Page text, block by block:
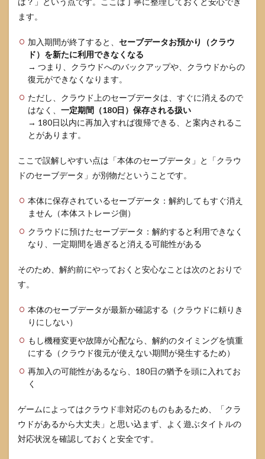
ます。
加入期間が終了すると、 セーブデータお預かり（クラウ
ド）を新たに利用できなくなる
→ つまり、クラウドへのバックアップや、クラウドからの
復元ができなくなります。
ただし、クラウド上のセーブデータは、すぐに消えるので
はなく、 一定期間（180日）保存される扱い
→ 180日以内に再加入すれば復帰できる、と案内されるこ
とがあります。
ここで誤解しやすい点は「本体のセーブデータ」と「クラウ
ドのセーブデータ」が別物だということです。
本体に保存されているセーブデータ：解約してもすぐ消え
ません（本体ストレージ側）
クラウドに預けたセーブデータ：解約すると利用できなく
なり、一定期間を過ぎると消える可能性がある
そのため、解約前にやっておくと安心なことは次のとおりで
す。
本体のセーブデータが最新か確認する（クラウドに頼りき
りにしない）
もし機種変更や故障が心配なら、解約のタイミングを慎重
にする（クラウド復元が使えない期間が発生するため）
再加入の可能性があるなら、180日の猶予を頭に入れてお
く
ゲームによってはクラウド非対応のものもあるため、「クラ
ウドがあるから大丈夫」と思い込まず、よく遊ぶタイトルの
対応状況を確認しておくと安全です。